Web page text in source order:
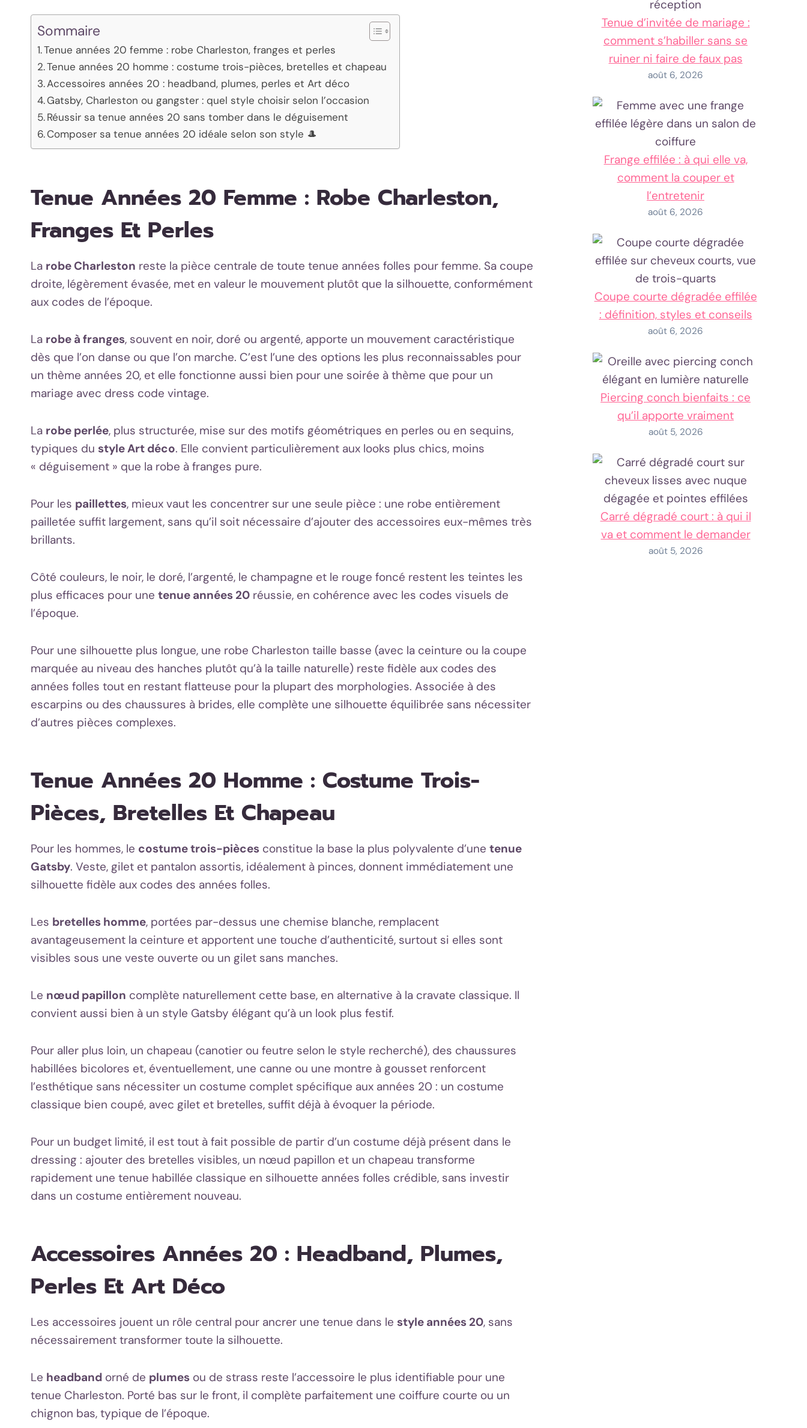
Sommaire
Tenue années 20 femme : robe Charleston, franges et perles
Tenue années 20 homme : costume trois-pièces, bretelles et chapeau
Accessoires années 20 : headband, plumes, perles et Art déco
Gatsby, Charleston ou gangster : quel style choisir selon l’occasion
Réussir sa tenue années 20 sans tomber dans le déguisement
Composer sa tenue années 20 idéale selon son style 🎩
Tenue Années 20 Femme : Robe Charleston,
Franges Et Perles
La robe Charleston reste la pièce centrale de toute tenue années folles pour femme. Sa coupe
droite, légèrement évasée, met en valeur le mouvement plutôt que la silhouette, conformément
aux codes de l’époque.
La robe à franges, souvent en noir, doré ou argenté, apporte un mouvement caractéristique
dès que l’on danse ou que l’on marche. C’est l’une des options les plus reconnaissables pour
un thème années 20, et elle fonctionne aussi bien pour une soirée à thème que pour un
mariage avec dress code vintage.
La robe perlée, plus structurée, mise sur des motifs géométriques en perles ou en sequins,
typiques du style Art déco. Elle convient particulièrement aux looks plus chics, moins
« déguisement » que la robe à franges pure.
Pour les paillettes, mieux vaut les concentrer sur une seule pièce : une robe entièrement
pailletée suffit largement, sans qu’il soit nécessaire d’ajouter des accessoires eux-mêmes très
brillants.
Côté couleurs, le noir, le doré, l’argenté, le champagne et le rouge foncé restent les teintes les
plus efficaces pour une tenue années 20 réussie, en cohérence avec les codes visuels de
l’époque.
Pour une silhouette plus longue, une robe Charleston taille basse (avec la ceinture ou la coupe
marquée au niveau des hanches plutôt qu’à la taille naturelle) reste fidèle aux codes des
années folles tout en restant flatteuse pour la plupart des morphologies. Associée à des
escarpins ou des chaussures à brides, elle complète une silhouette équilibrée sans nécessiter
d’autres pièces complexes.
Tenue Années 20 Homme : Costume Trois-
Pièces, Bretelles Et Chapeau
Pour les hommes, le costume trois-pièces constitue la base la plus polyvalente d’une tenue
Gatsby. Veste, gilet et pantalon assortis, idéalement à pinces, donnent immédiatement une
silhouette fidèle aux codes des années folles.
Les bretelles homme, portées par-dessus une chemise blanche, remplacent
avantageusement la ceinture et apportent une touche d’authenticité, surtout si elles sont
visibles sous une veste ouverte ou un gilet sans manches.
Le nœud papillon complète naturellement cette base, en alternative à la cravate classique. Il
convient aussi bien à un style Gatsby élégant qu’à un look plus festif.
Pour aller plus loin, un chapeau (canotier ou feutre selon le style recherché), des chaussures
habillées bicolores et, éventuellement, une canne ou une montre à gousset renforcent
l’esthétique sans nécessiter un costume complet spécifique aux années 20 : un costume
classique bien coupé, avec gilet et bretelles, suffit déjà à évoquer la période.
Pour un budget limité, il est tout à fait possible de partir d’un costume déjà présent dans le
dressing : ajouter des bretelles visibles, un nœud papillon et un chapeau transforme
rapidement une tenue habillée classique en silhouette années folles crédible, sans investir
dans un costume entièrement nouveau.
Accessoires Années 20 : Headband, Plumes,
Perles Et Art Déco
Les accessoires jouent un rôle central pour ancrer une tenue dans le style années 20, sans
nécessairement transformer toute la silhouette.
Le headband orné de plumes ou de strass reste l’accessoire le plus identifiable pour une
tenue Charleston. Porté bas sur le front, il complète parfaitement une coiffure courte ou un
chignon bas, typique de l’époque.
Tenue d’invitée de mariage :
comment s’habiller sans se
ruiner ni faire de faux pas
août 6, 2026
Frange effilée : à qui elle va,
comment la couper et
l’entretenir
août 6, 2026
Coupe courte dégradée effilée
: définition, styles et conseils
août 6, 2026
Piercing conch bienfaits : ce
qu’il apporte vraiment
août 5, 2026
Carré dégradé court : à qui il
va et comment le demander
août 5, 2026